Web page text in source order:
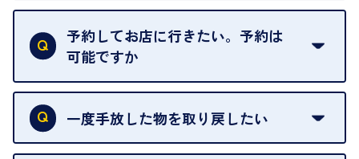
再販不可能な物は、場合によってはお断りすること
がございます。ご了承ください。
予約してお店に行きたい。予約は
可能ですか
申し訳ありませんが、現在はご来店の予約は承って
おりません。
一度手放した物を取り戻したい
当店は質店ではありませんので、買い取ったお品物